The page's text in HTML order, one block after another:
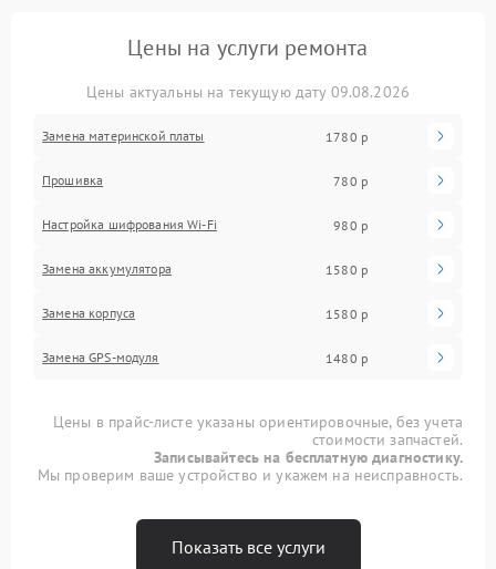
Цены на услуги ремонта
Цены актуальны на текущую дату 09.08.2026
Замена материнской платы 1780 р
Прошивка 780 р
Настройка шифрования Wi-Fi 980 р
Замена аккумулятора 1580 р
Замена корпуса 1580 р
Замена GPS-модуля 1480 р
Цены в прайс-листе указаны ориентировочные, без учета
стоимости запчастей.
Записывайтесь на бесплатную диагностику.
Мы проверим ваше устройство и укажем на неисправность.
Показать все услуги